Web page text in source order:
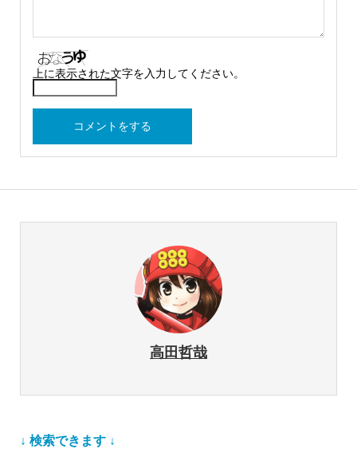
上に表示された文字を入力してください。
高田哲哉
↓ 検索できます ↓